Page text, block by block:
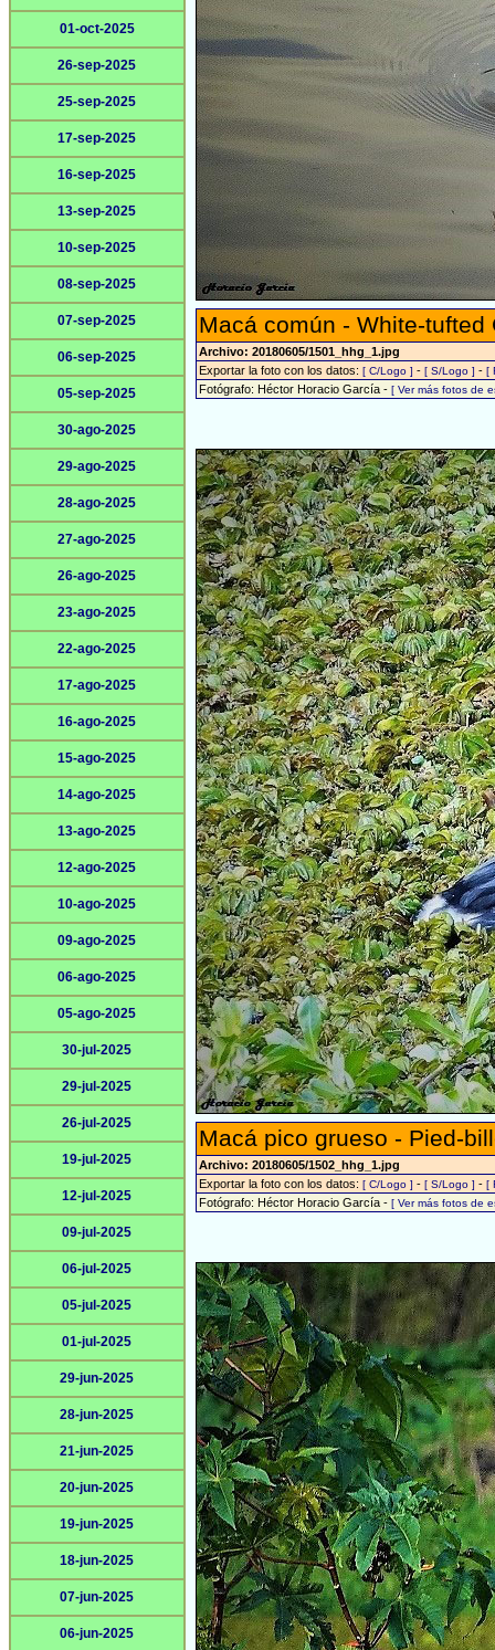
01-oct-2025
26-sep-2025
25-sep-2025
17-sep-2025
16-sep-2025
13-sep-2025
10-sep-2025
08-sep-2025
07-sep-2025
06-sep-2025
05-sep-2025
30-ago-2025
29-ago-2025
28-ago-2025
27-ago-2025
26-ago-2025
23-ago-2025
22-ago-2025
17-ago-2025
16-ago-2025
15-ago-2025
14-ago-2025
13-ago-2025
12-ago-2025
10-ago-2025
09-ago-2025
06-ago-2025
05-ago-2025
30-jul-2025
29-jul-2025
26-jul-2025
19-jul-2025
12-jul-2025
09-jul-2025
06-jul-2025
05-jul-2025
01-jul-2025
29-jun-2025
28-jun-2025
21-jun-2025
20-jun-2025
19-jun-2025
18-jun-2025
07-jun-2025
06-jun-2025
Macá común - White-
Archivo: 20180605/1501_hhg_1.jpg
Exportar la foto con los datos: [ C/Logo ] - [ S/Logo ] - [
Fotógrafo: Héctor Horacio García - [ Ver más fotos de
Macá pico grueso - Pied-
Archivo: 20180605/1502_hhg_1.jpg
Exportar la foto con los datos: [ C/Logo ] - [ S/Logo ] - [
Fotógrafo: Héctor Horacio García - [ Ver más fotos de